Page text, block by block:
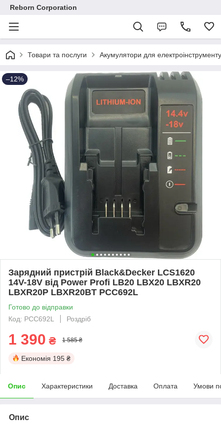
Reborn Corporation
Товари та послуги Акумулятори для електроінструменту
–12%
Зарядний пристрій Black&Decker LCS1620
14V-18V від Power Profi LB20 LBX20 LBXR20
LBXR20P LBXR20BT PCC692L
Готово до відправки
Код: PCC692L
Роздріб
1 390 ₴ 1 585 ₴
Економія 195 ₴
Опис Характеристики Доставка Оплата Умови
Опис